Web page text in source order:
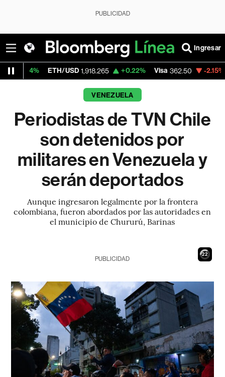
PUBLICIDAD
Ingresar
ETH/USD 1,918.265 +0.22% Visa 362.50 -2.15%
VENEZUELA
Periodistas de TVN Chile
son detenidos por
militares en Venezuela y
serán deportados
Aunque ingresaron legalmente por la frontera
colombiana, fueron abordados por las autoridades en
el municipio de Chururú, Barinas
21
PUBLICIDAD